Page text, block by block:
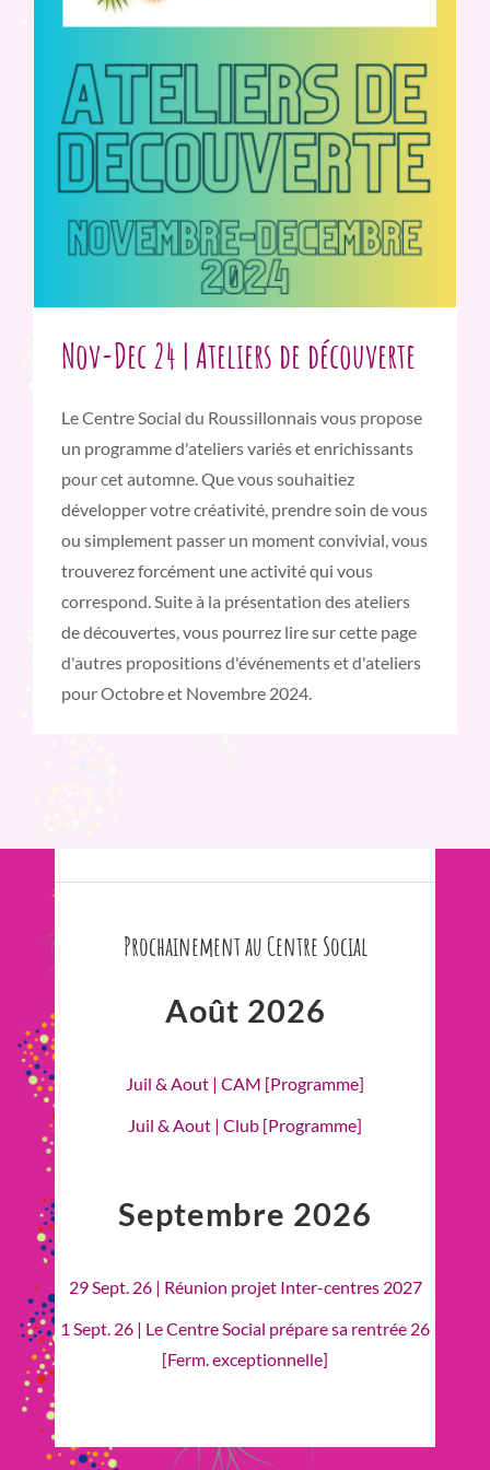
Nov-Dec 24 | Ateliers de découverte
Le Centre Social du Roussillonnais vous propose
un programme d'ateliers variés et enrichissants
pour cet automne. Que vous souhaitiez
développer votre créativité, prendre soin de vous
ou simplement passer un moment convivial, vous
trouverez forcément une activité qui vous
correspond. Suite à la présentation des ateliers
de découvertes, vous pourrez lire sur cette page
d'autres propositions d'événements et d'ateliers
pour Octobre et Novembre 2024.
Prochainement au Centre Social
Août 2026
Juil & Aout | CAM [Programme]
Juil & Aout | Club [Programme]
Septembre 2026
29 Sept. 26 | Réunion projet Inter-centres 2027
1 Sept. 26 | Le Centre Social prépare sa rentrée 26
[Ferm. exceptionnelle]